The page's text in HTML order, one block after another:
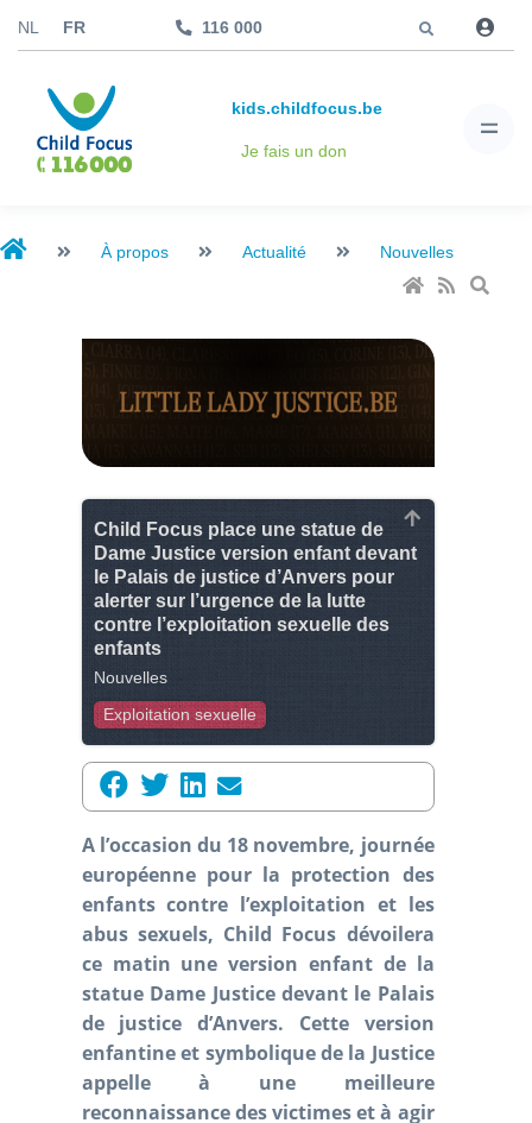
NL FR 116 000
kids.childfocus.be
Je fais un don
À propos Actualité Nouvelles
Child Focus place une statue de
Dame Justice version enfant devant
le Palais de justice d’Anvers pour
alerter sur l’urgence de la lutte
contre l’exploitation sexuelle des
enfants
Nouvelles
Exploitation sexuelle
A l’occasion du 18 novembre, journée
européenne pour la protection des
enfants contre l’exploitation et les
abus sexuels, Child Focus dévoilera
ce matin une version enfant de la
statue Dame Justice devant le Palais
de justice d’Anvers. Cette version
enfantine et symbolique de la Justice
appelle à une meilleure
reconnaissance des victimes et à agir